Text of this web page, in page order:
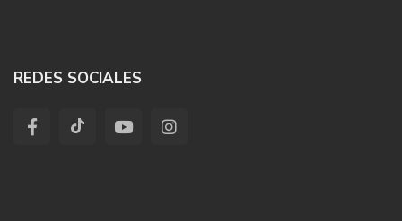
REDES SOCIALES